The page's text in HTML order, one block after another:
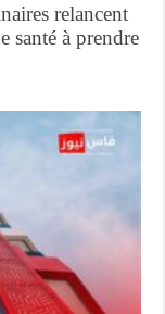
relancent
santé à prendre